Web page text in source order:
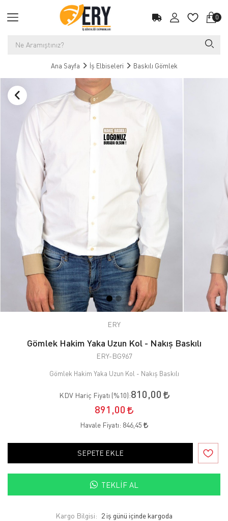
0
Ana Sayfa İş Elbiseleri Baskılı Gömlek
ERY
Gömlek Hakim Yaka Uzun Kol - Nakış Baskılı
ERY-BG967
Gömlek Hakim Yaka Uzun Kol - Nakış Baskılı
KDV Hariç Fiyatı (%10):810,00
891,00
Havale Fiyatı: 846,45
SEPETE EKLE
TEKLIF AL
Kargo Bilgisi: 2 iş günü içinde kargoda